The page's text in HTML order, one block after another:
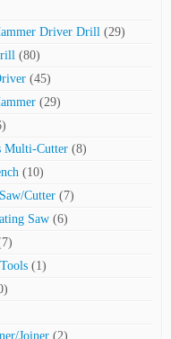
Driver Drill (29)
(80)
(45)
(29)
Multi-Cutter (8)
(10)
Cutter (7)
Saw (6)
(1)
Joiner (2)